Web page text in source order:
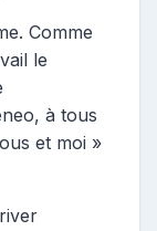
Comme
le
à tous
et moi »